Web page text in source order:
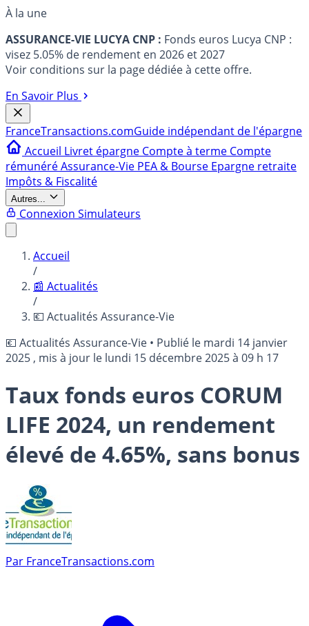
À la une
ASSURANCE-VIE LUCYA CNP : Fonds euros Lucya CNP :
visez 5.05% de rendement en 2026 et 2027
Voir conditions sur la page dédiée à cette offre.
En Savoir Plus
FranceTransactions.comGuide indépendant de l'épargne
Accueil Livret épargne Compte à terme Compte
rémunéréAssurance-Vie PEA & Bourse Epargne retraite
Impôts & Fiscalité
Autres...
Connexion Simulateurs
Accueil
/
📰 Actualités
/
💶 Actualités Assurance-Vie
💶 Actualités Assurance-Vie • Publié le mardi 14 janvier
2025 , mis à jour le lundi 15 décembre 2025 à 09 h 17
Taux fonds euros CORUM
LIFE 2024, un rendement
élevé de 4.65%, sans bonus
Par FranceTransactions.com